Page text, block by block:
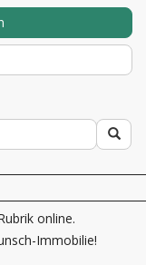
online.
Immobilie!